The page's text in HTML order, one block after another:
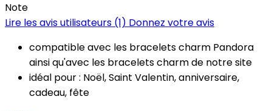
Note
Lire les avis utilisateurs (1) Donnez votre avis
compatible avec les braceletscharm Pandora
ainsi qu'avec les bracelets charm de notre site
idéal pour : Noël, Saint Valentin, anniversaire,
cadeau, fête